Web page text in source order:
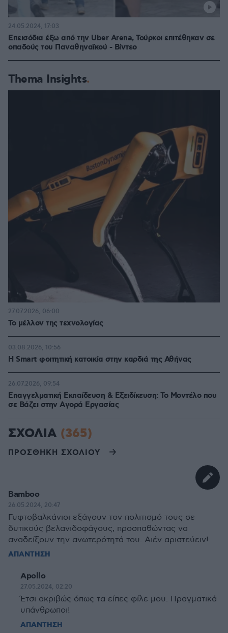
Επεισόδια έξω από την Uber Arena, Τούρκοι επιτέθηκαν σε
οπαδούς του Παναθηναϊκού - Βίντεο
24.05.2024, 17:03
Thema Insights
Το μέλλον της τεχνολογίας
27.07.2026, 06:00
Η Smart φοιτητική κατοικία στην καρδιά της Αθήνας
03.08.2026, 10:56
Επαγγελματική Εκπαίδευση & Εξειδίκευση: Το Mοντέλο που
σε Bάζει στην Aγορά Eργασίας
26.07.2026, 09:54
ΣΧΟΛΙΑ (365)
ΠΡΟΣΘΗΚΗ ΣΧΟΛΙΟΥ
Bamboo
26.05.2024, 20:47
Γυφτοβαλκάνιοι εξάγουν τον πολιτισμό τους σε
δυτικούς βελανιδοφάγους, προσπαθώντας να
αναδείξουν την ανωτερότητά του. Αιέν αριστεύειν!
ΑΠΑΝΤΗΣΗ
Apollo
27.05.2024, 02:20
Έτσι ακριβώς όπως τα είπες φίλε μου. Πραγματικά
υπάνθρωποι!
ΑΠΑΝΤΗΣΗ